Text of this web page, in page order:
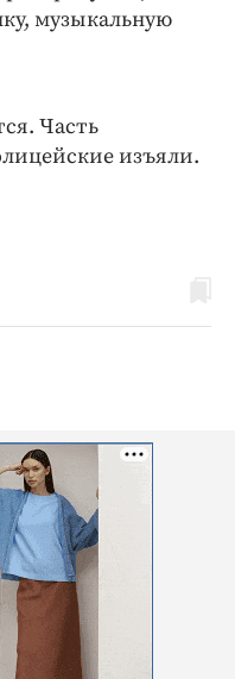
музыкальную
Часть
изъяли.